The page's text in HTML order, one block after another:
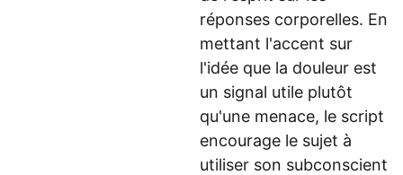
réponses corporelles. En
mettant l'accent sur
l'idée que la douleur est
un signal utile plutôt
qu'une menace, le script
encourage le sujet à
utiliser son subconscient